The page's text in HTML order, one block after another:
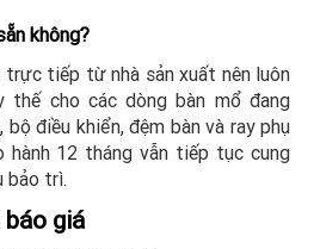
không?
trực tiếp từ nhà sản xuất nên luôn
thế cho các dòng bàn mổ đang
điều khiển, đệm bàn và ray phụ
hành 12 tháng vẫn tiếp tục cung
bảo trì.
giá